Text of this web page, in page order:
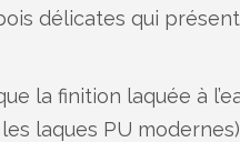
délicates qui
la finition laquée à
laques PU